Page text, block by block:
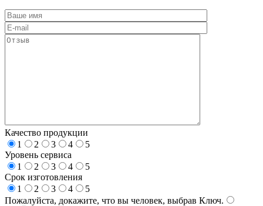
Качество продукции
1
2 3 4
5
Уровень сервиса
1
2 3 4
5
Срок изготовления
1
2 3 4
5
Пожалуйста, докажите, что вы человек, выбрав Ключ.